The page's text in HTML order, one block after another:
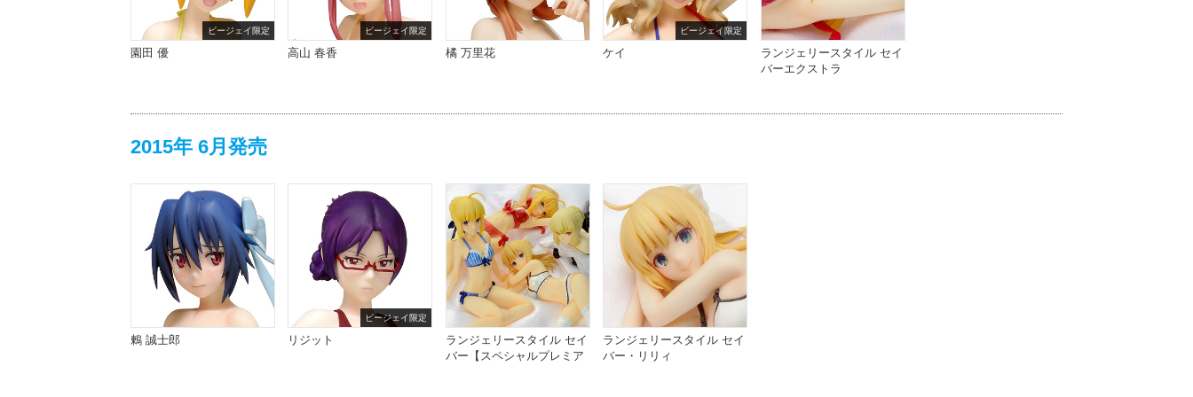
ビージェイ限定
園田 優
ビージェイ限定
高山 春香 橘 万里花
ビージェイ限定
ケイ
ランジェリースタイル セイ
バーエクストラ
2015年 6月発売
鶫 誠士郎
ビージェイ限定
リジット
ランジェリースタイル セイ
バー【スペシャルプレミア
ランジェリースタイル セイ
バー・リリィ